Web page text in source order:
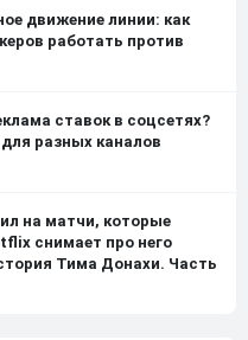
движение линии: как
работать против
ставок в соцсетях?
разных каналов
на матчи, которые
снимает про него
Тима Донахи. Часть